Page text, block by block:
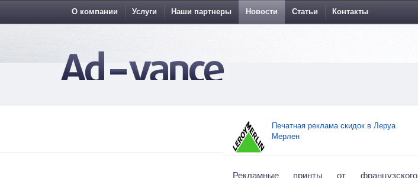
О компании Услуги Наши партнеры Новости Статьи Контакты
Печатная реклама скидок в Леруа
Мерлен
Рекламные принты от французского